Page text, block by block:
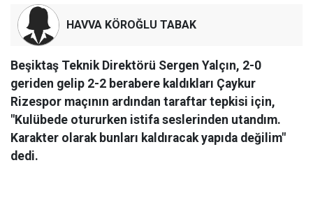
HAVVA KÖROĞLU TABAK
Beşiktaş Teknik Direktörü Sergen Yalçın, 2-0
geriden gelip 2-2 berabere kaldıkları Çaykur
Rizespor maçının ardından taraftar tepkisi için,
"Kulübede otururken istifa seslerinden utandım.
Karakter olarak bunları kaldıracak yapıda değilim"
dedi.